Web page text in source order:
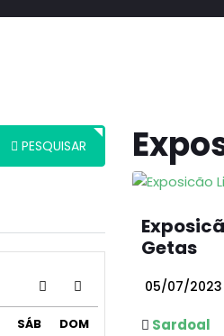
PESQUISAR
SÁB
DOM
Getas
05/07/2023
Sardoal